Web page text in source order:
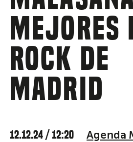
mejores
rock de
Madrid
12.12.24 / 12:20 Agenda